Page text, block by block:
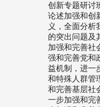
创新专题研讨
论述加强和创
义，全面分析
的突出问题及
加强和完善社
强和完善党和
益机制，进一
和特殊人群管
和完善基层社
一步加强和完